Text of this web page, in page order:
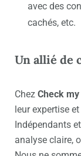
avec des
cachés, etc.
Un allié de
Chez Check
leur expertise
Indépendants
analyse claire,